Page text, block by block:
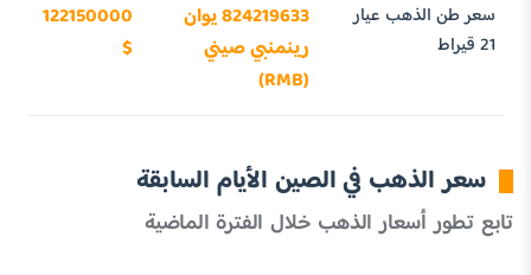
سعر طن الذهب عيار
21 قيراط
824219633 يوان
رينمنبي صيني
(RMB)
122150000
$
سعر الذهب في الصين الأيام السابقة
تابع تطور أسعار الذهب خلال الفترة الماضية